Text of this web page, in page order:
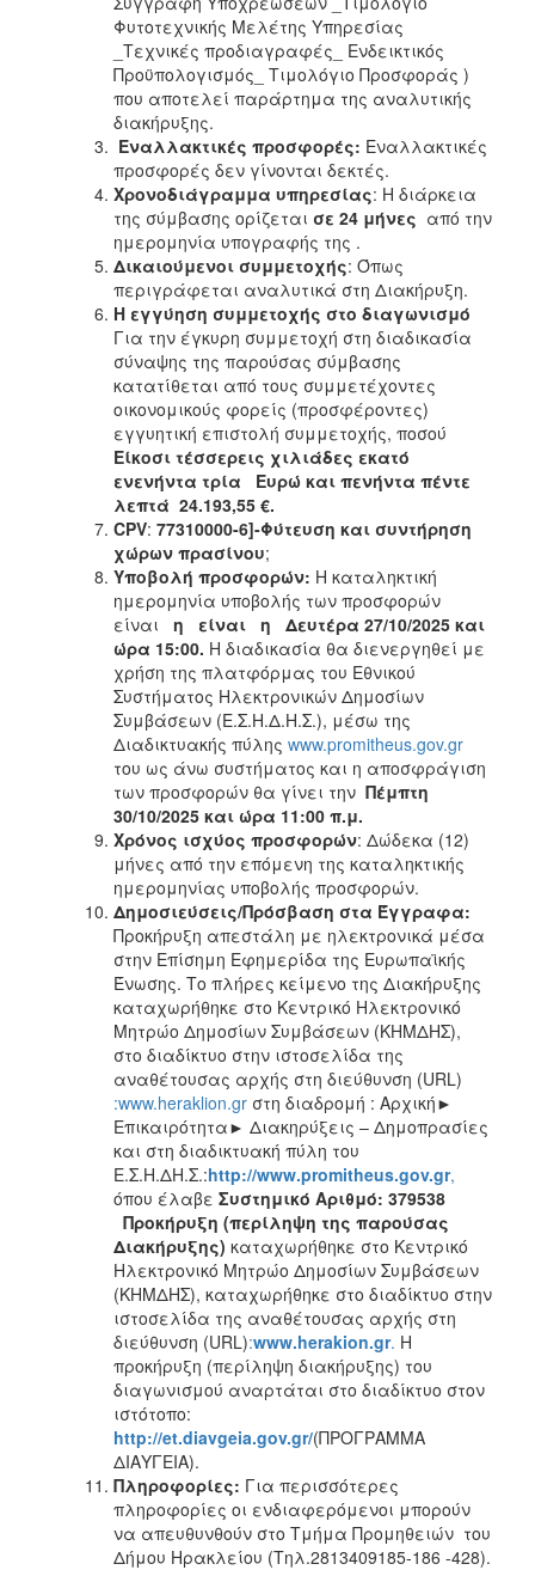
Φυτοτεχνικής Μελέτης Υπηρεσίας
_Τεχνικές προδιαγραφές_ Ενδεικτικός
Προϋπολογισμός_ Τιμολόγιο Προσφοράς )
που αποτελεί παράρτημα της αναλυτικής
διακήρυξης.
Εναλλακτικές προσφορές: Εναλλακτικές
προσφορές δεν γίνονται δεκτές.
Χρονοδιάγραμμα υπηρεσίας: Η διάρκεια
της σύμβασης ορίζεται σε 24 μήνες από την
ημερομηνία υπογραφής της .
Δικαιούμενοι συμμετοχής: Όπως
περιγράφεται αναλυτικά στη Διακήρυξη.
Η εγγύηση συμμετοχής στο διαγωνισμό
Για την έγκυρη συμμετοχή στη διαδικασία
σύναψης της παρούσας σύμβασης
κατατίθεται από τους συμμετέχοντες
οικονομικούς φορείς (προσφέροντες)
εγγυητική επιστολή συμμετοχής, ποσού
Είκοσι τέσσερεις χιλιάδες εκατό
ενενήντα τρία Ευρώ και πενήντα πέντε
λεπτά 24.193,55 €.
CPV: 77310000-6]-Φύτευση και συντήρηση
χώρων πρασίνου;
Υποβολή προσφορών: Η καταληκτική
ημερομηνία υποβολής των προσφορών
είναι η είναι η Δευτέρα 27/10/2025 και
ώρα 15:00. Η διαδικασία θα διενεργηθεί με
χρήση της πλατφόρμας του Εθνικού
Συστήματος Ηλεκτρονικών Δημοσίων
Συμβάσεων (Ε.Σ.Η.Δ.Η.Σ.), μέσω της
Διαδικτυακής πύλης www.promitheus.gov.gr
του ως άνω συστήματος και η αποσφράγιση
των προσφορών θα γίνει την Πέμπτη
30/10/2025 και ώρα 11:00 π.μ.
Χρόνος ισχύος προσφορών: Δώδεκα (12)
μήνες από την επόμενη της καταληκτικής
ημερομηνίας υποβολής προσφορών.
Δημοσιεύσεις/Πρόσβαση στα Έγγραφα:
Προκήρυξη απεστάλη με ηλεκτρονικά μέσα
στην Επίσημη Εφημερίδα της Ευρωπαϊκής
Ένωσης. Το πλήρες κείμενο της Διακήρυξης
καταχωρήθηκε στο Κεντρικό Ηλεκτρονικό
Μητρώο Δημοσίων Συμβάσεων (ΚΗΜΔΗΣ),
στο διαδίκτυο στην ιστοσελίδα της
αναθέτουσας αρχής στη διεύθυνση (URL)
:www.heraklion.gr στη διαδρομή : Αρχική►
Επικαιρότητα► Διακηρύξεις – Δημοπρασίες
και στη διαδικτυακή πύλη του
Ε.Σ.Η.ΔΗ.Σ.:http://www.promitheus.gov.gr,
όπου έλαβε Συστημικό Αριθμό: 379538
Προκήρυξη (περίληψη της παρούσας
Διακήρυξης) καταχωρήθηκε στο Κεντρικό
Ηλεκτρονικό Μητρώο Δημοσίων Συμβάσεων
(ΚΗΜΔΗΣ), καταχωρήθηκε στο διαδίκτυο στην
ιστοσελίδα της αναθέτουσας αρχής στη
διεύθυνση (URL):www.herakion.gr. Η
προκήρυξη (περίληψη διακήρυξης) του
διαγωνισμού αναρτάται στο διαδίκτυο στον
ιστότοπο:
http://et.diavgeia.gov.gr/(ΠΡΟΓΡΑΜΜΑ
ΔΙΑΥΓΕΙΑ).
Πληροφορίες: Για περισσότερες
πληροφορίες οι ενδιαφερόμενοι μπορούν
να απευθυνθούν στο Τμήμα Προμηθειών του
Δήμου Ηρακλείου (Τηλ.2813409185-186 -428).